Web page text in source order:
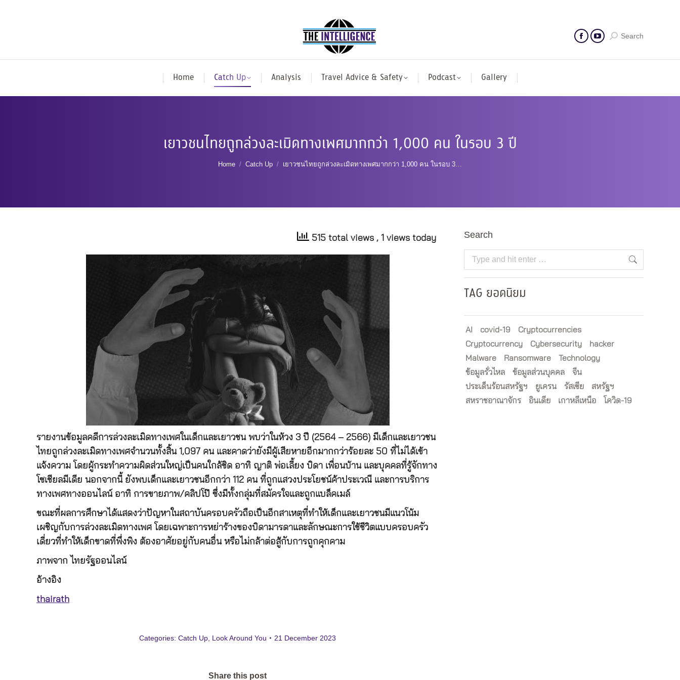
Search
Home Catch Up Analysis Travel Advice & Safety Podcast Gallery
เยาวชนไทยถูกล่วงละเมิดทางเพศมากกว่า 1,000 คน ในรอบ 3 ปี
You are here:
Home Catch Up เยาวชนไทยถูกล่วงละเมิดทางเพศมากกว่า 1,000 คน ในรอบ 3…
515 total views , 1 views today
รายงานข้อมูลคดีการล่วงละเมิดทางเพศในเด็กและเยาวชน พบว่าในห้วง 3 ปี (2564 – 2566) มีเด็กและเยาวชน
ไทยถูกล่วงละเมิดทางเพศจำนวนทั้งสิ้น 1,097 คน และคาดว่ายังมีผู้เสียหายอีกมากกว่าร้อยละ 50 ที่ไม่ได้เข้า
แจ้งความ โดยผู้กระทำความผิดส่วนใหญ่เป็นคนใกล้ชิด อาทิ ญาติ พ่อเลี้ยง บิดา เพื่อนบ้าน และบุคคลที่รู้จักทาง
โซเชียลมีเดีย นอกจากนี้ ยังพบเด็กและเยาวชนอีกกว่า 112 คน ที่ถูกแสวงประโยชน์ค้าประเวณี และการบริการ
ทางเพศทางออนไลน์ อาทิ การขายภาพ/คลิปโป๊ ซึ่งมีทั้งกลุ่มที่สมัครใจและถูกแบล็คเมล์
ขณะที่ผลการศึกษาได้แสดงว่าปัญหาในสถาบันครอบครัวถือเป็นอีกสาเหตุที่ทำให้เด็กและเยาวชนมีแนวโน้ม
เผชิญกับการล่วงละเมิดทางเพศ โดยเฉพาะการหย่าร้างของบิดามารดาและลักษณะการใช้ชีวิตแบบครอบครัว
เดี่ยวที่ทำให้เด็กขาดที่พึ่งพิง ต้องอาศัยอยู่กับคนอื่น หรือไม่กล้าต่อสู้กับการถูกคุกคาม
ภาพจาก ไทยรัฐออนไลน์
อ้างอิง
thairath
Categories: Catch Up Look Around You 21 December 2023
Share this post
Search
Search:
TAG ยอดนิยม
AI covid-19
Cryptocurrencies
Cryptocurrency
Cybersecurity
hacker
Malware
Ransomware
Technology
ข้อมูลรั่วไหล
ข้อมูลส่วนบุคคล
จีน
ประเด็นร้อนสหรัฐฯ
ยูเครน รัสเซีย
สหรัฐฯ
สหราชอาณาจักร
อินเดีย เกาหลีเหนือ โควิด-19